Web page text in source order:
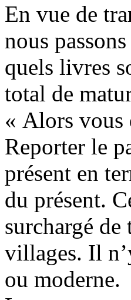
En vue de
nous
quels livres
total de
« Alors vous
Reporter le
présent en
du présent.
surchargé de
villages. Il
ou moderne.